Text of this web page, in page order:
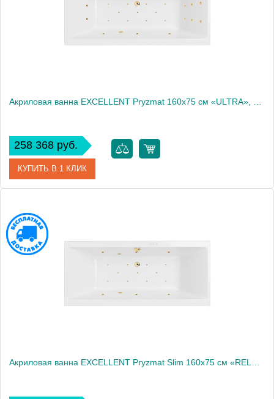
258 368 руб.
КУПИТЬ В 1 КЛИК
Артикул
Производитель